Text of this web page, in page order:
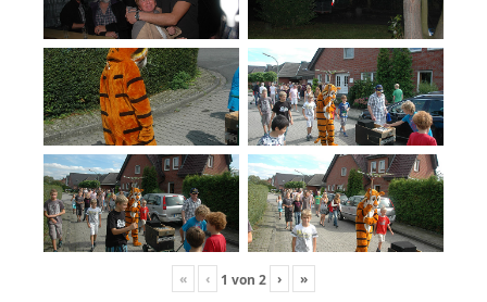
« ‹ 1 von 2 › »